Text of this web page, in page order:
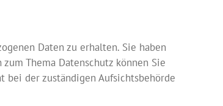
Daten zu erhalten. Sie haben
Thema Datenschutz können Sie
bei der zuständigen Aufsichtsbehörde